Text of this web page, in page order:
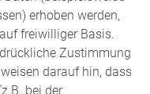
erhoben werden,
freiwilliger Basis.
Zustimmung
darauf hin, dass
bei der